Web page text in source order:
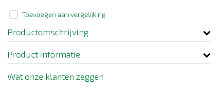
Toevoegen aan vergelijking
Productomschrijving
Product informatie
Wat onze klanten zeggen